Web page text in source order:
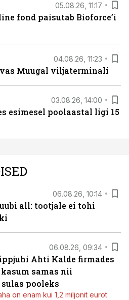
05.08.26, 11:17
fond paisutab Bioforce’i
04.08.26, 11:23
Muugal viljaterminali
03.08.26, 14:00
esimesel poolaastal ligi 15
06.08.26, 10:14
all: tootjale ei tohi
06.08.26, 09:34
Ahti Kalde firmades
samas nii
pooleks
on enam kui 1,2 miljonit eurot